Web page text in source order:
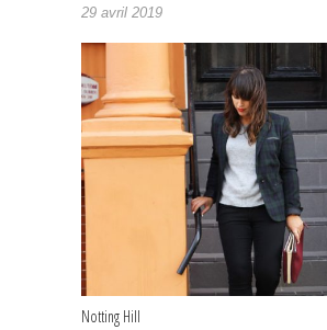
29 avril 2019
Notting Hill